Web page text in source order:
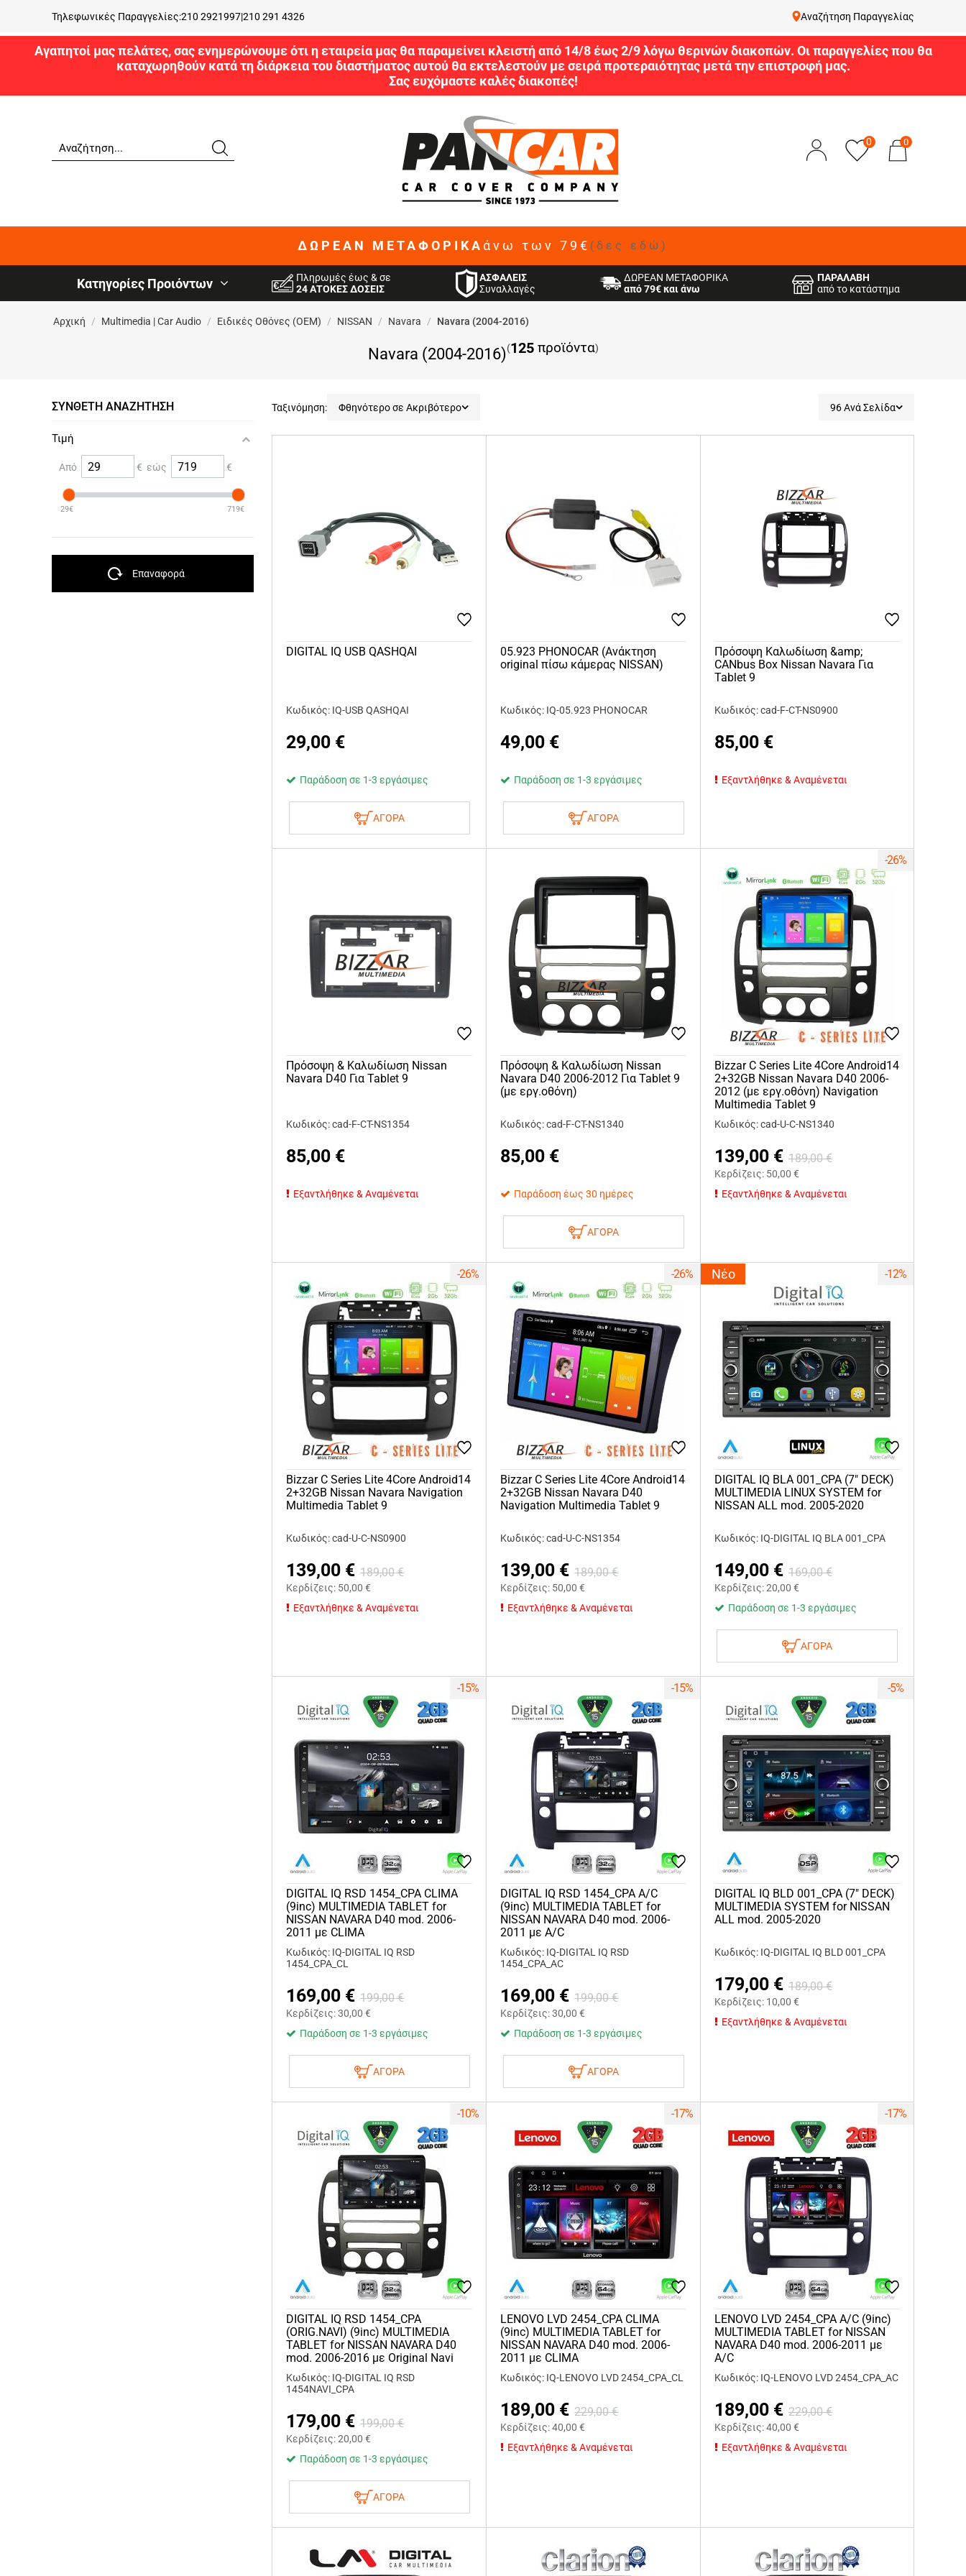
Τηλεφωνικές Παραγγελίες:210 2921997|210 291 4326 Αναζήτηση Παραγγελίας
Αγαπητοί μας πελάτες, σας ενημερώνουμε ότι η εταιρεία μας θα παραμείνει κλειστή από 14/8 έως 2/9 λόγω θερινών διακοπών. Οι παραγγελίες που θα
καταχωρηθούν κατά τη διάρκεια του διαστήματος αυτού θα εκτελεστούν με σειρά προτεραιότητας μετά την επιστροφή μας.
Σας ευχόμαστε καλές διακοπές!
0 0
ΔΩΡΕΑΝ ΜΕΤΑΦΟΡΙΚΑ άνω των 79€ (δες εδώ)
Κατηγορίες Προιόντων
Πληρωμές έως & σε
24 ΑΤΟΚΕΣ ΔΟΣΕΙΣ
ΑΣΦΑΛΕΙΣ
Συναλλαγές
ΔΩΡΕΑΝ ΜΕΤΑΦΟΡΙΚΑ
από 79€ και άνω
ΠΑΡΑΛΑΒΗ
από το κατάστημα
Αρχική / Multimedia | Car Audio / Ειδικές Oθόνες (OEM) / NISSAN / Navara / Navara (2004-2016)
Navara (2004-2016)(125 προϊόντα)
ΣΎΝΘΕΤΗ ΑΝΑΖΉΤΗΣΗ
Τιμή
Από € εώς €
29€ 719€
Επαναφορά
Ταξινόμηση: Φθηνότερο σε Ακριβότερο 96 Ανά Σελίδα
DIGITAL IQ USB QASHQAI
Κωδικός: IQ-USB QASHQAI
29,00 €
Παράδοση σε 1-3 εργάσιμες
ΑΓΟΡΑ
05.923 PHONOCAR (Ανάκτηση
original πίσω κάμερας NISSAN)
Κωδικός: IQ-05.923 PHONOCAR
49,00 €
Παράδοση σε 1-3 εργάσιμες
ΑΓΟΡΑ
Πρόσοψη Καλωδίωση &amp;
CANbus Box Nissan Navara Για
Tablet 9
Κωδικός: cad-F-CT-NS0900
85,00 €
Εξαντλήθηκε & Αναμένεται
Πρόσοψη & Καλωδίωση Nissan
Navara D40 Για Tablet 9
Κωδικός: cad-F-CT-NS1354
85,00 €
Εξαντλήθηκε & Αναμένεται
Πρόσοψη & Καλωδίωση Nissan
Navara D40 2006-2012 Για Tablet 9
(με εργ.οθόνη)
Κωδικός: cad-F-CT-NS1340
85,00 €
Παράδοση έως 30 ημέρες
ΑΓΟΡΑ
-26%
Bizzar C Series Lite 4Core Android14
2+32GB Nissan Navara D40 2006-
2012 (με εργ.οθόνη) Navigation
Multimedia Tablet 9
Κωδικός: cad-U-C-NS1340
139,00 € 189,00 €
Κερδίζεις: 50,00 €
Εξαντλήθηκε & Αναμένεται
-26%
Bizzar C Series Lite 4Core Android14
2+32GB Nissan Navara Navigation
Multimedia Tablet 9
Κωδικός: cad-U-C-NS0900
139,00 € 189,00 €
Κερδίζεις: 50,00 €
Εξαντλήθηκε & Αναμένεται
-26%
Bizzar C Series Lite 4Core Android14
2+32GB Nissan Navara D40
Navigation Multimedia Tablet 9
Κωδικός: cad-U-C-NS1354
139,00 € 189,00 €
Κερδίζεις: 50,00 €
Εξαντλήθηκε & Αναμένεται
Νέο -12%
DIGITAL IQ BLA 001_CPA (7" DECK)
MULTIMEDIA LINUX SYSTEM for
NISSAN ALL mod. 2005-2020
Κωδικός: IQ-DIGITAL IQ BLA 001_CPA
149,00 € 169,00 €
Κερδίζεις:20,00 €
Παράδοση σε 1-3 εργάσιμες
ΑΓΟΡΑ
-15%
DIGITAL IQ RSD 1454_CPA CLIMA
(9inc) MULTIMEDIA TABLET for
NISSAN NAVARA D40 mod. 2006-
2011 με CLIMA
Κωδικός: IQ-DIGITAL IQ RSD
1454_CPA_CL
169,00 € 199,00 €
Κερδίζεις:30,00 €
Παράδοση σε 1-3 εργάσιμες
ΑΓΟΡΑ
-15%
DIGITAL IQ RSD 1454_CPA A/C
(9inc) MULTIMEDIA TABLET for
NISSAN NAVARA D40 mod. 2006-
2011 με A/C
Κωδικός: IQ-DIGITAL IQ RSD
1454_CPA_AC
169,00 € 199,00 €
Κερδίζεις:30,00 €
Παράδοση σε 1-3 εργάσιμες
ΑΓΟΡΑ
-5%
DIGITAL IQ BLD 001_CPA (7" DECK)
MULTIMEDIA SYSTEM for NISSAN
ALL mod. 2005-2020
Κωδικός: IQ-DIGITAL IQ BLD 001_CPA
179,00 € 189,00 €
Κερδίζεις: 10,00 €
Εξαντλήθηκε & Αναμένεται
-10%
DIGITAL IQ RSD 1454_CPA
(ORIG.NAVI) (9inc) MULTIMEDIA
TABLET for NISSAN NAVARA D40
mod. 2006-2016 με Original Navi
Κωδικός: IQ-DIGITAL IQ RSD
1454NAVI_CPA
179,00 € 199,00 €
Κερδίζεις:20,00 €
Παράδοση σε 1-3 εργάσιμες
ΑΓΟΡΑ
-17%
LENOVO LVD 2454_CPA CLIMA
(9inc) MULTIMEDIA TABLET for
NISSAN NAVARA D40 mod. 2006-
2011 με CLIMA
Κωδικός: IQ-LENOVO LVD 2454_CPA_CL
189,00 € 229,00 €
Κερδίζεις:40,00 €
Εξαντλήθηκε & Αναμένεται
-17%
LENOVO LVD 2454_CPA A/C (9inc)
MULTIMEDIA TABLET for NISSAN
NAVARA D40 mod. 2006-2011 με
A/C
Κωδικός: IQ-LENOVO LVD 2454_CPA_AC
189,00 € 229,00 €
Κερδίζεις:40,00 €
Εξαντλήθηκε & Αναμένεται